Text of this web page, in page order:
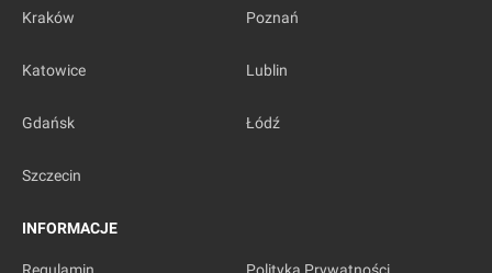
Kraków Poznań
Katowice Lublin
Gdańsk Łódź
Szczecin
INFORMACJE